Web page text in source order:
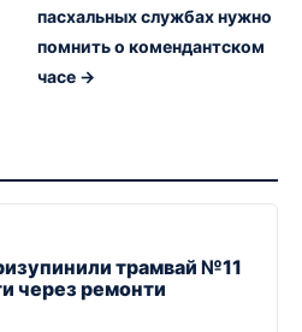
пасхальных службах нужно
помнить о комендантском
часе →
трамвай №11
через ремонти